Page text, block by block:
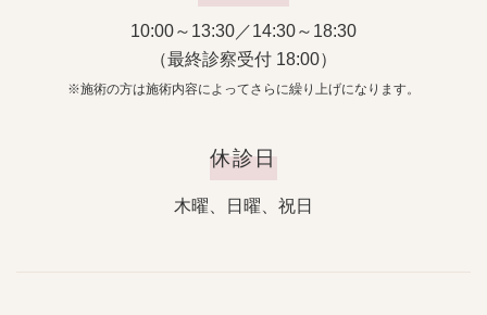
10:00～13:30／14:30～18:30
（最終診察受付 18:00）
※施術の方は施術内容によってさらに繰り上げになります。
休診日
木曜、日曜、祝日